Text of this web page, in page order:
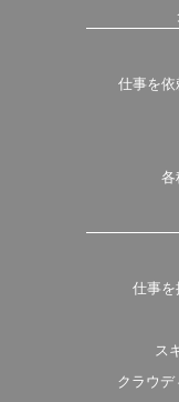
仕事を依
各
仕事を
ス
クラウデ